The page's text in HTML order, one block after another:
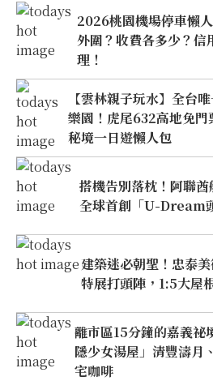
2026桃園機場停車懶
外圍？收費各多少？信
理！
【雲林親子玩水】全台
樂園！虎尾632高地免
秘境一日遊懶人包
搭機告別落枕！阿聯酋
全球首創「U-Dream
建築迷必朝聖！忠泰
特展打頭陣，1:5大屋
離市區15分鐘的嘉義祕
隱少女湯屋」清豐濤月
宅咖啡